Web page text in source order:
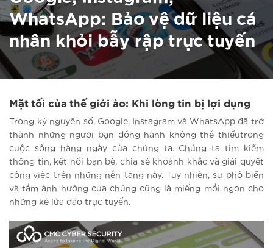
WhatsApp: Bảo vệ dữ liệu cá
nhân khỏi bẫy rập trực tuyến
Mặt tối của thế giới ảo: Khi lòng tin bị lợi dụng
Trong kỷ nguyên số, Google, Instagram và WhatsApp đã trở
thành những người bạn đồng hành không thể thiếutrong
cuộc sống hàng ngày của chúng ta. Chúng ta tìm kiếm
thông tin, kết nối bạn bè, chia sẻ khoảnh khắc và giải quyết
công việc trên những nền tảng này. Tuy nhiên, sự phổ biến
và tầm ảnh hưởng của chúng cũng là miếng mồi ngon cho
những kẻ lừa đảo trực tuyến.